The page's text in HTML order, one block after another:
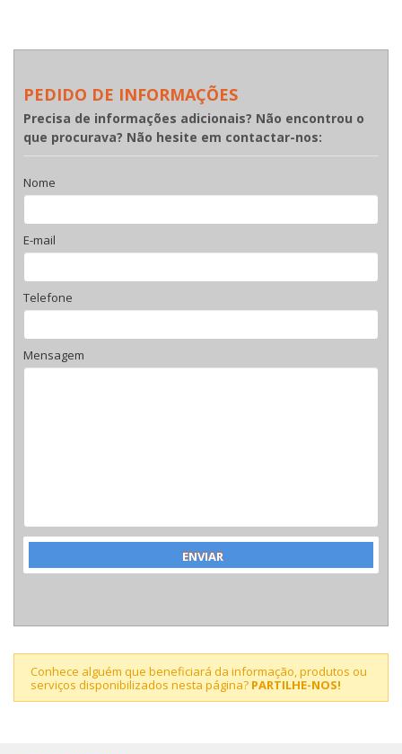
PEDIDO DE INFORMAÇÕES
Precisa de informações adicionais? Não encontrou o
que procurava? Não hesite em contactar-nos:
Nome
E-mail
Telefone
Mensagem
Conhece alguém que beneficiará da informação, produtos ou
serviços disponibilizados nesta página? PARTILHE-NOS!